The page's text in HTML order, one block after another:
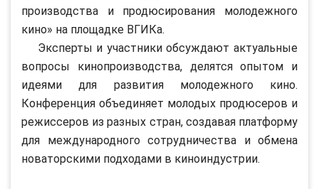
производства и продюсирования молодежного
кино» на площадке ВГИКа.
Эксперты и участники обсуждают актуальные
вопросы кинопроизводства, делятся опытом и
идеями для развития молодежного кино.
Конференция объединяет молодых продюсеров и
режиссеров из разных стран, создавая платформу
для международного сотрудничества и обмена
новаторскими подходами в киноиндустрии.